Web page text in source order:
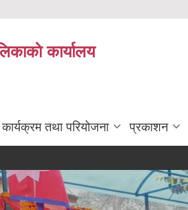
कार्यालय
कार्यक्रम तथा परियोजना प्रकाशन